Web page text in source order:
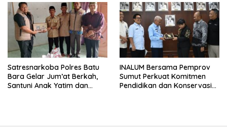
Satgas TMMD Ke-129 Kodim
0208/Asahan
Gambus
Satresnarkoba Polres Batu
Bara Gelar Jum’at Berkah,
Santuni Anak Yatim dan
INALUM Bersama Pemprov
Sumut Perkuat Komitmen
Pendidikan dan Konservasi